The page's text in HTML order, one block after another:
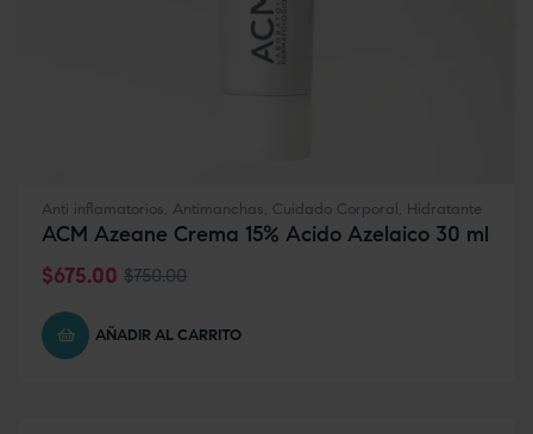
Anti inflamatorios, Antimanchas, Cuidado Corporal , Hidratante
ACM Azeane Crema 15% Acido Azelaico 30 ml
$750.00
$675.00
AÑADIR AL CARRITO